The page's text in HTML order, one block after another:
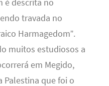
é descrita no
travada no
Harmagedom”.
muitos estudiosos a
em Megido,
Palestina que foi o